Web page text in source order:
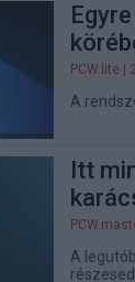
PCW.lite |
A
Itt
A